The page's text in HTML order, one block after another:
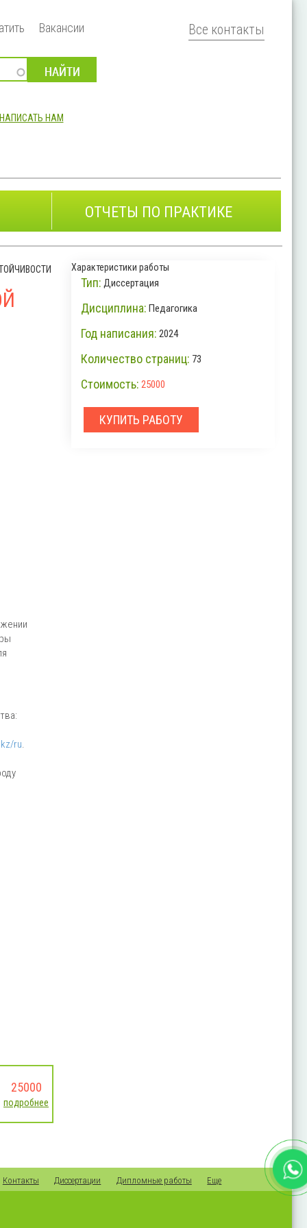
Вакансии
НАМ
Все контакты
ОТЧЕТЫ ПО ПРАКТИКЕ
ru.
25000
подробнее
Характеристики работы
Тип: Диссертация
Дисциплина: Педагогика
Год написания: 2024
Количество страниц: 73
Стоимость: 25000
КУПИТЬ РАБОТУ
Контакты Диссертации Дипломные работы Еще